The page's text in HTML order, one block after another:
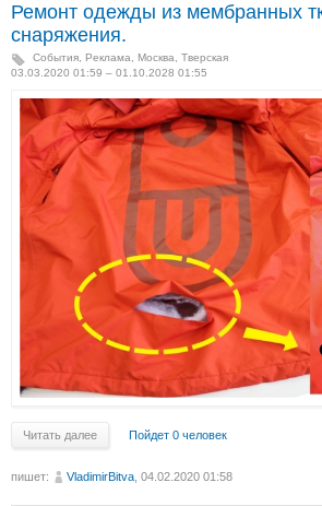
Ремонт одежды из мембранных
снаряжения.
События Реклама
Москва, Тверская
03.03.2020 01:59 – 01.10.2028 01:55
Читать далее Пойдет 0 человек
пишет: VladimirBitva , 04.02.2020 01:58